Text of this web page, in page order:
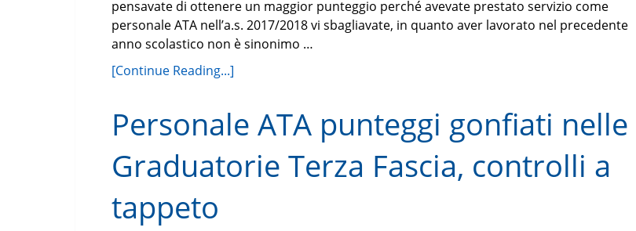
pensavate di ottenere un maggior punteggio perché avevate prestato servizio come
personale ATA nell’a.s. 2017/2018 vi sbagliavate, in quanto aver lavorato nel precedente
anno scolastico non è sinonimo …
[Continue Reading...]
Personale ATA punteggi gonfiati nelle
Graduatorie Terza Fascia, controlli a
tappeto